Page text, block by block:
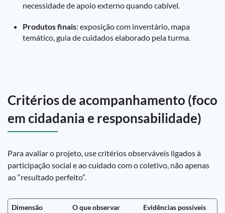
necessidade de apoio externo quando cabível.
Produtos finais: exposição com inventário, mapa
temático, guia de cuidados elaborado pela turma.
Critérios de acompanhamento (foco
em cidadania e responsabilidade)
Para avaliar o projeto, use critérios observáveis ligados à
participação social e ao cuidado com o coletivo, não apenas
ao “resultado perfeito”.
Dimensão O que observar Evidências possíveis